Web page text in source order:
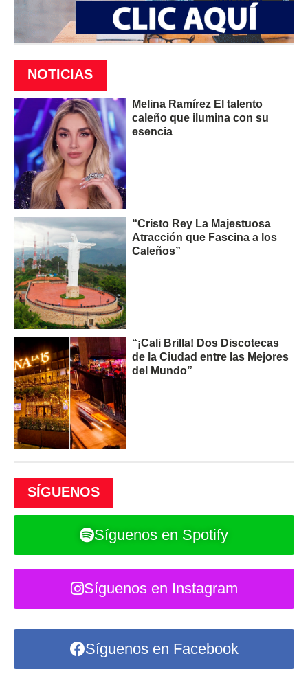
NOTICIAS
Melina Ramírez El talento
caleño que ilumina con su
esencia
“Cristo Rey La Majestuosa
Atracción que Fascina a los
Caleños”
“¡Cali Brilla! Dos Discotecas
de la Ciudad entre las Mejores
del Mundo”
SÍGUENOS
Síguenos en Spotify
Síguenos en Instagram
Síguenos en Facebook